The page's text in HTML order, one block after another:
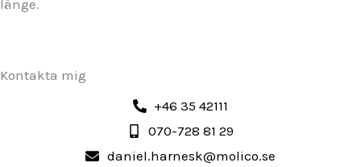
länge.
Kontakta mig
+46 35 42111
070-728 81 29
daniel.harnesk@molico.se